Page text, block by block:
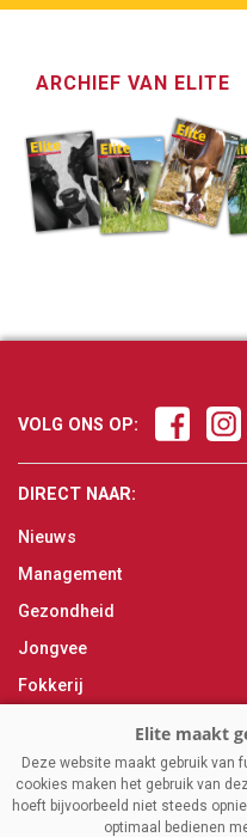
ARCHIEF VAN ELITE
VOLG ONS OP:
DIRECT NAAR:
Nieuws
Management
Gezondheid
Jongvee
Fokkerij
Melken
Magazine
Deze website maakt gebruik van
cookies maken het gebruik van
hoeft bijvoorbeeld niet steeds
optimaal bedienen